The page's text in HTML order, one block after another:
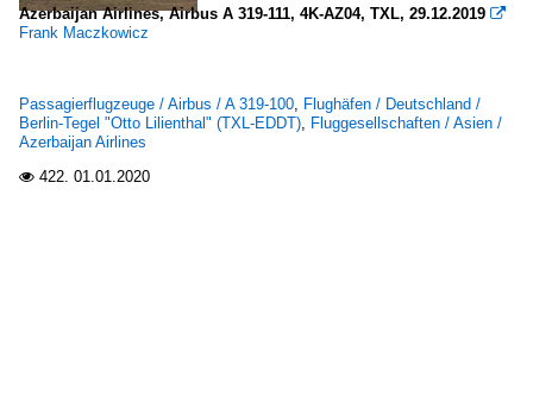
Azerbaijan Airlines, Airbus A 319-111, 4K-AZ04, TXL, 29.12.2019 
Frank Maczkowicz
Passagierflugzeuge / Airbus / A 319-100, Flughäfen / Deutschland /
Berlin-Tegel "Otto Lilienthal" (TXL-EDDT), Fluggesellschaften / Asien /
Azerbaijan Airlines
 422. 01.01.2020